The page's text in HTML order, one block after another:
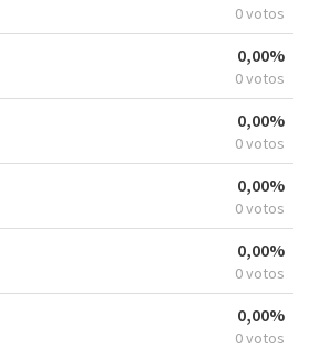
0 votos
0,00%
0 votos
0,00%
0 votos
0,00%
0 votos
0,00%
0 votos
0,00%
0 votos